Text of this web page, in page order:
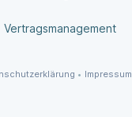
Vertragsmanagement
• Impressum